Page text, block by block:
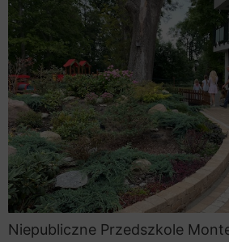
Niepubliczne Przedszkole